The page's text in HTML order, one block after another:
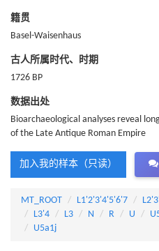
籍贯
Basel-Waisenhaus
古人所属时代、时期
1726 BP
数据出处
Bioarchaeological analyses reveal
of the Late Antique Roman Empire
加入我的样本（只读）
MT_ROOT L1'2'3'4'5'6'7
L3'4
L3 N R U
U5a1j